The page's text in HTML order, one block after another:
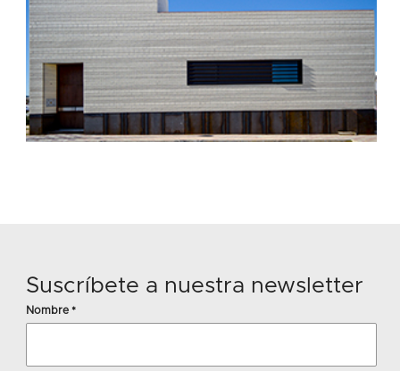
Suscríbete a nuestra newsletter
Nombre *